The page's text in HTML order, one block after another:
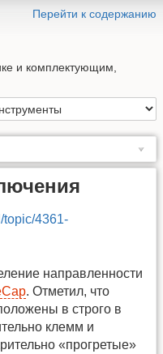
Перейти к содержанию
и комплектующим,
topic/4361-
направленности
. Отметил, что
в строго в
клемм и
«прогретые»